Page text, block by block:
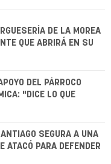
DE LA MOREA
QUE ABRIRÁ EN SU
DEL PÁRROCO
"DICE LO QUE
SEGURA A UNA
ATACÓ PARA DEFENDER